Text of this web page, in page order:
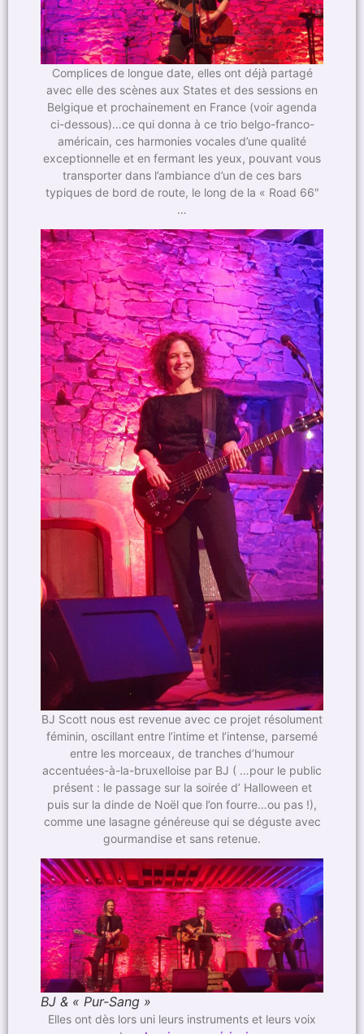
Complices de longue date, elles ont déjà partagé
avec elle des scènes aux States et des sessions en
Belgique et prochainement en France (voir agenda
ci-dessous)…ce qui donna à ce trio belgo-franco-
américain, ces harmonies vocales d’une qualité
exceptionnelle et en fermant les yeux, pouvant vous
transporter dans l’ambiance d’un de ces bars
typiques de bord de route, le long de la « Road 66″
…
BJ Scott nous est revenue avec ce projet résolument
féminin, oscillant entre l’intime et l’intense, parsemé
entre les morceaux, de tranches d’humour
accentuées-à-la-bruxelloise par BJ ( …pour le public
présent : le passage sur la soirée d’ Halloween et
puis sur la dinde de Noël que l’on fourre…ou pas !),
comme une lasagne généreuse qui se déguste avec
gourmandise et sans retenue.
BJ & « Pur-Sang »
Elles ont dès lors uni leurs instruments et leurs voix